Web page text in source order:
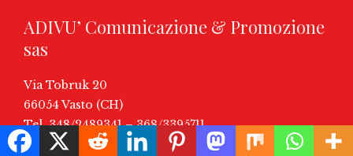
ADIVU’ Comunicazione & Promozione
sas
Via Tobruk 20
66054 Vasto (CH)
Tel. 348/2489341 – 368/3395711
email:info@ilnuovoonline.it